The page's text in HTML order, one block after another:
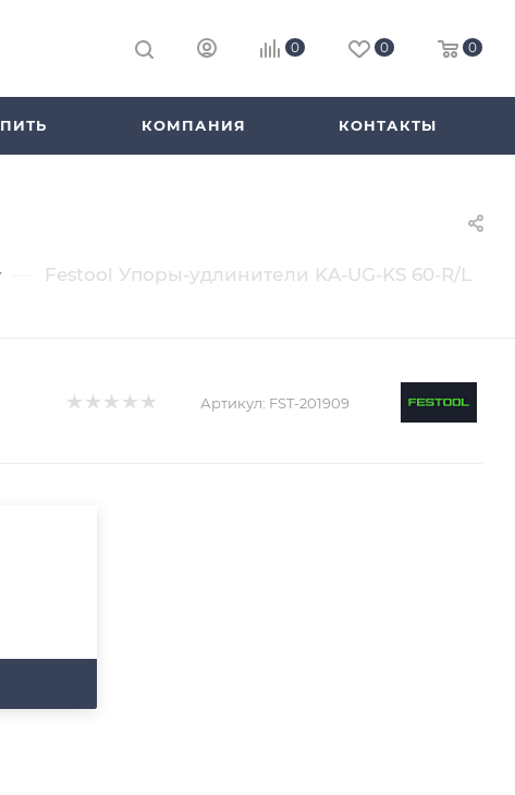
0 0 0
КОМПАНИЯ КОНТАКТЫ
Festool Упоры-удлинители KA-UG-KS 60-R/L
Артикул: FST-201909